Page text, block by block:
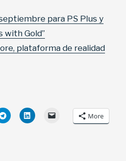
para PS Plus y
with Gold”
plataforma de realidad
More